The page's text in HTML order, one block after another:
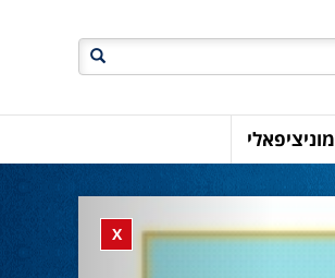
חיפוש
מוניציפאלי
Close banner
X